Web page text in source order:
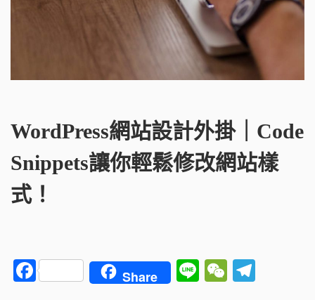
WordPress網站設計外掛｜Code
Snippets讓你輕鬆修改網站樣
式！
F
Share
Li W